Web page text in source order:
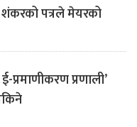
पत्रले मेयरको
प्रणाली’